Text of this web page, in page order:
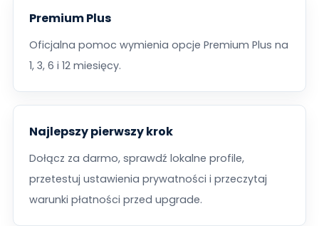
Premium Plus
Oficjalna pomoc wymienia opcje Premium Plus na
1, 3, 6 i 12 miesięcy.
Najlepszy pierwszy krok
Dołącz za darmo, sprawdź lokalne profile,
przetestuj ustawienia prywatności i przeczytaj
warunki płatności przed upgrade.